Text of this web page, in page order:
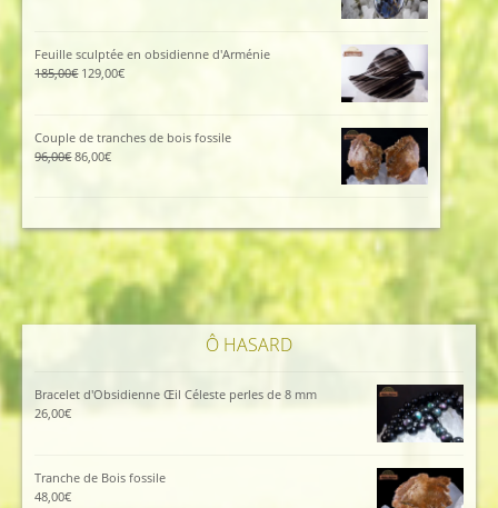
112,00€.
Feuille sculptée en obsidienne d'Arménie
185,00€ Le
185,00€.
129,00€Le
129,00€.
Couple de tranches de bois fossile
96,00€Le
96,00€.
86,00€Le
86,00€.
Ô HASARD
Bracelet d'Obsidienne Œil Céleste perles de 8 mm
26,00€
Tranche de Bois fossile
48,00€